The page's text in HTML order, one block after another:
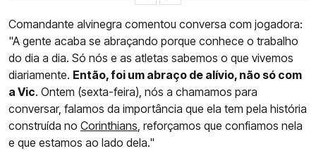
Comandante alvinegra comentou conversa com jogadora:
"A gente acaba se abraçando porque conhece o trabalho
do dia a dia. Só nós e as atletas sabemos o que vivemos
diariamente. Então, foi um abraço de alívio, não só com
a Vic. Ontem (sexta-feira), nós a chamamos para
conversar, falamos da importância que ela tem pela história
construída no Corinthians, reforçamos que confiamos nela
e que estamos ao lado dela."